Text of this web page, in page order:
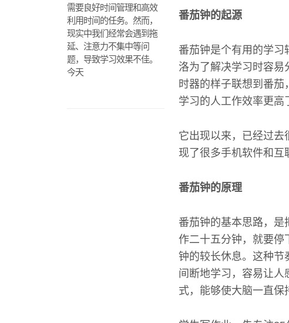
需要良好时间管理和高效
利用时间的任务。然而，
现实中我们经常会遇到拖
延、注意力不集中等问
题，导致学习效果不佳。
今天
番茄钟的起源
番茄钟是个有用的学习
洛为了解决学习时容易
时器的样子联想到番茄
学习的人工作效率更高
它出现以来，已经过去
现了很多手机软件和互
番茄钟的原理
番茄钟的基本思路，是
作二十五分钟，就要停
钟的较长休息。这种节
间断地学习，容易让人
式，能够使大脑一直保